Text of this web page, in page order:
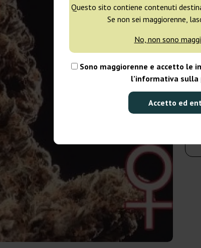
Questo sito contiene contenuti
Se non sei maggiorenne,
No, non sono
Sono maggiorenne e accetto le
l’informativa sulla
Accetto ed